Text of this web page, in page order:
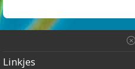
Linkjes